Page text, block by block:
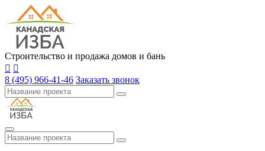
Строительство и продажа домов и бань
8 (495) 966-41-46 Заказать звонок